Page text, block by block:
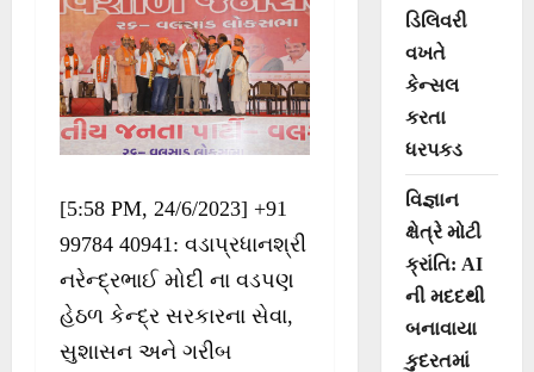
[5:58 PM, 24/6/2023] +91
99784 40941: વડાપ્રધાનશ્રી
નરેન્દ્રભાઈ મોદી ના વડપણ
હેઠળ કેન્દ્ર સરકારના સેવા,
સુશાસન અને ગરીબ
ડિલિવરી
વખતે
કેન્સલ
કરતા
ધરપકડ
વિજ્ઞાન
ક્ષેત્રે મોટી
ક્રાંતિ: AI
ની મદદથી
બનાવાયા
કુદરતમાં